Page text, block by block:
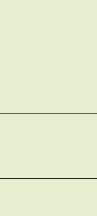
pulsati (PEMF)
e interagiscono